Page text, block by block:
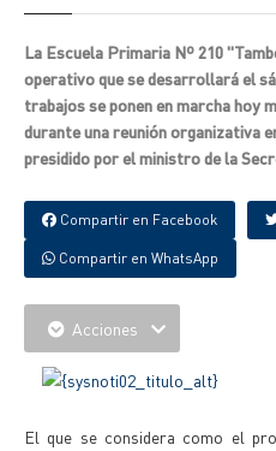
La Escuela Primaria Nº 210
operativo que se desarrollará el
trabajos se ponen en marcha hoy
durante una reunión organizativa
presidido por el ministro de la
Compartir en Facebook
Compartir en WhatsApp
Acciones
El que se considera como el